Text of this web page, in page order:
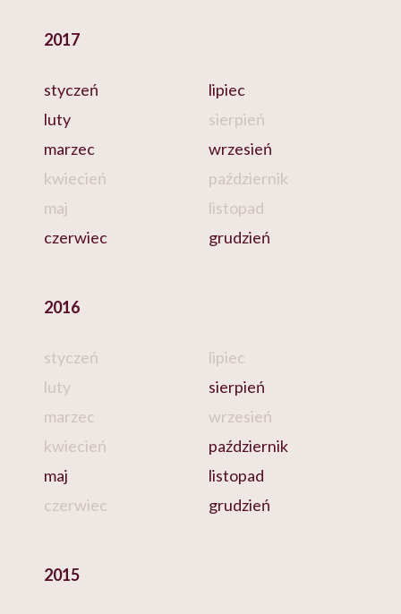
2017
styczeń
luty
marzec
kwiecień
maj
czerwiec
lipiec
sierpień
wrzesień
październik
listopad
grudzień
2016
styczeń
luty
marzec
kwiecień
maj
czerwiec
lipiec
sierpień
wrzesień
październik
listopad
grudzień
2015